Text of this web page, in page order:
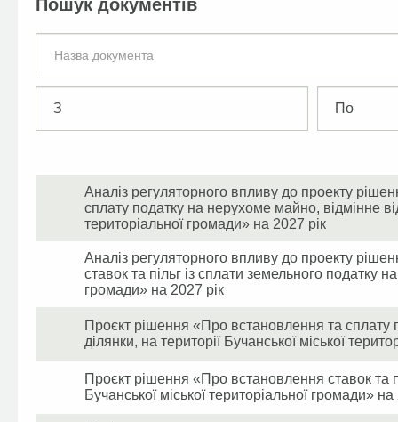
Пошук документів
Аналіз регуляторного впливу до проекту
сплату податку на нерухоме майно, відмінне
територіальної громади» на 2027 рік
Аналіз регуляторного впливу до проекту
ставок та пільг із сплати земельного податку
громади» на 2027 рік
Проєкт рішення «Про встановлення та сплату
ділянки, на території Бучанської міської
Проєкт рішення «Про встановлення ставок та
Бучанської міської територіальної громади» на